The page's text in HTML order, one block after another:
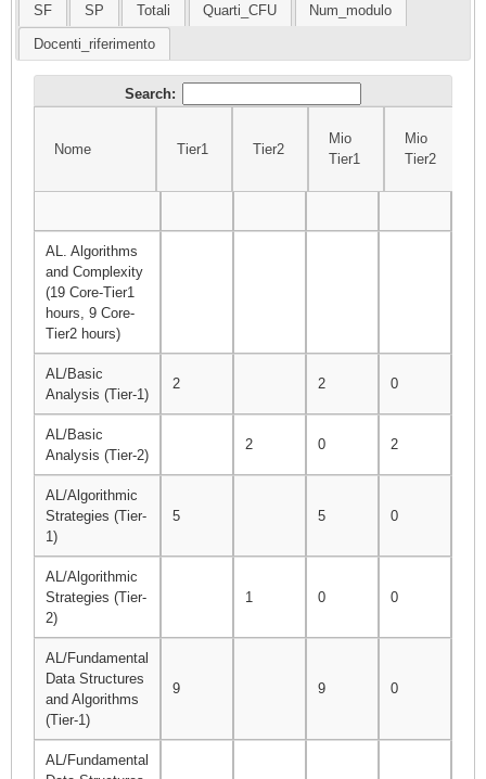
SF SP Totali Quarti_CFU Num_modulo
Docenti_riferimento
Search:
Nome Tier1 Tier2
Mio
Tier1
Mio
Tier2
AL. Algorithms
and Complexity
(19 Core-Tier1
hours, 9 Core-
Tier2 hours)
AL/Basic
Analysis (Tier-1)
2 2 0
AL/Basic
Analysis (Tier-2)
2 0 2
AL/Algorithmic
Strategies (Tier-
1)
5 5 0
AL/Algorithmic
Strategies (Tier-
2)
1 0 0
AL/Fundamental
Data Structures
and Algorithms
(Tier-1)
9 9 0
AL/Fundamental